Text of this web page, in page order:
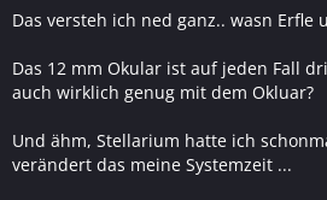
Das versteh ich ned ganz.. wasn Erfle
Das 12 mm Okular ist auf jeden Fall
auch wirklich genug mit dem Okluar?
Und ähm, Stellarium hatte ich
verändert das meine Systemzeit ...